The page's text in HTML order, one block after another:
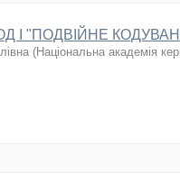
І "ПОДВІЙНЕ
(Національна академія